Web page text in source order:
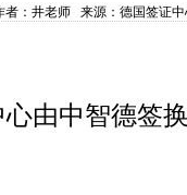
：井老师 来源：德国签证
由中智德签